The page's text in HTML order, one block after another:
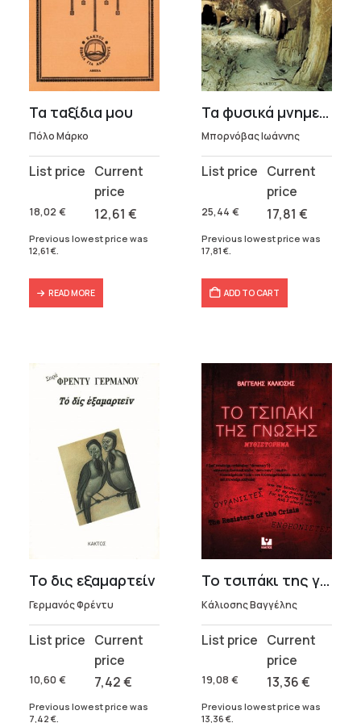
Τα ταξίδια μου
Πόλο Μάρκο
18,02 €
Original
was:
12,61 €
Current
is:
Previous lowest price was
12,61 €
READ MORE
Τα φυσικά μνημεία της Ελλάδας
Μπορνόβας Ιωάννης
25,44 €
Original
was:
17,81 €
Current
is:
Previous lowest price was
17,81 €
ADD TO CART
Το δις εξαμαρτείν
Γερμανός Φρέντυ
10,60 €
Original
was:
10,60 €.
7,42€
Current
is:
7,42 €.
Previous lowest price was
7,42 €.
Το τσιπάκι της γνώσης
Κάλιοσης Βαγγέλης
19,08 €
Original
was:
19,08 €.
13,36€
Current
is:
13,36 €.
Previous lowest price was
13,36 €.